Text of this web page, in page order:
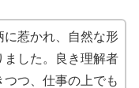
惹かれ、自然な形
ました。良き理解者
つ、仕事の上でも